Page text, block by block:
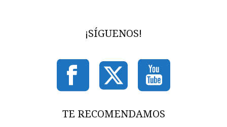
¡SÍGUENOS!
TE RECOMENDAMOS